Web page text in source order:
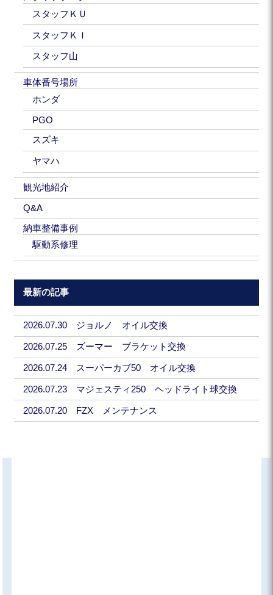
スタッフＫＵ
スタッフＫＩ
スタッフ山
車体番号場所
ホンダ
PGO
スズキ
ヤマハ
観光地紹介
Q&A
納車整備事例
駆動系修理
最新の記事
2026.07.30 ジョルノ オイル交換
2026.07.25 ズーマー ブラケット交換
2026.07.24 スーパーカブ50 オイル交換
2026.07.23 マジェスティ250 ヘッドライト球交換
2026.07.20 FZX メンテナンス